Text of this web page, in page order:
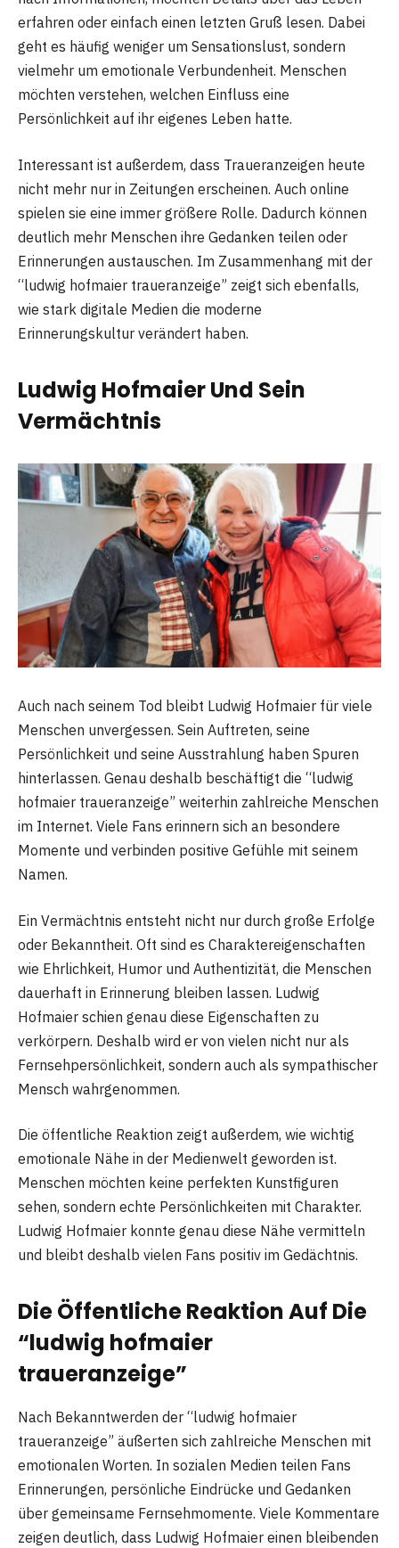
erfahren oder einfach einen letzten Gruß lesen. Dabei
geht es häufig weniger um Sensationslust, sondern
vielmehr um emotionale Verbundenheit. Menschen
möchten verstehen, welchen Einfluss eine
Persönlichkeit auf ihr eigenes Leben hatte.
Interessant ist außerdem, dass Traueranzeigen heute
nicht mehr nur in Zeitungen erscheinen. Auch online
spielen sie eine immer größere Rolle. Dadurch können
deutlich mehr Menschen ihre Gedanken teilen oder
Erinnerungen austauschen. Im Zusammenhang mit der
“ludwig hofmaier traueranzeige” zeigt sich ebenfalls,
wie stark digitale Medien die moderne
Erinnerungskultur verändert haben.
Ludwig Hofmaier Und Sein
Vermächtnis
Auch nach seinem Tod bleibt Ludwig Hofmaier für viele
Menschen unvergessen. Sein Auftreten, seine
Persönlichkeit und seine Ausstrahlung haben Spuren
hinterlassen. Genau deshalb beschäftigt die “ludwig
hofmaier traueranzeige” weiterhin zahlreiche Menschen
im Internet. Viele Fans erinnern sich an besondere
Momente und verbinden positive Gefühle mit seinem
Namen.
Ein Vermächtnis entsteht nicht nur durch große Erfolge
oder Bekanntheit. Oft sind es Charaktereigenschaften
wie Ehrlichkeit, Humor und Authentizität, die Menschen
dauerhaft in Erinnerung bleiben lassen. Ludwig
Hofmaier schien genau diese Eigenschaften zu
verkörpern. Deshalb wird er von vielen nicht nur als
Fernsehpersönlichkeit, sondern auch als sympathischer
Mensch wahrgenommen.
Die öffentliche Reaktion zeigt außerdem, wie wichtig
emotionale Nähe in der Medienwelt geworden ist.
Menschen möchten keine perfekten Kunstfiguren
sehen, sondern echte Persönlichkeiten mit Charakter.
Ludwig Hofmaier konnte genau diese Nähe vermitteln
und bleibt deshalb vielen Fans positiv im Gedächtnis.
Die Öffentliche Reaktion Auf Die
“ludwig hofmaier
traueranzeige”
Nach Bekanntwerden der “ludwig hofmaier
traueranzeige” äußerten sich zahlreiche Menschen mit
emotionalen Worten. In sozialen Medien teilen Fans
Erinnerungen, persönliche Eindrücke und Gedanken
über gemeinsame Fernsehmomente. Viele Kommentare
zeigen deutlich, dass Ludwig Hofmaier einen bleibenden